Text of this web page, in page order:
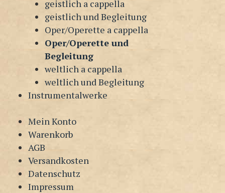
geistlich a cappella
geistlich und Begleitung
Oper/Operette a cappella
Oper/Operette und
Begleitung
weltlich a cappella
weltlich und Begleitung
Instrumentalwerke
Mein Konto
Warenkorb
AGB
Versandkosten
Datenschutz
Impressum